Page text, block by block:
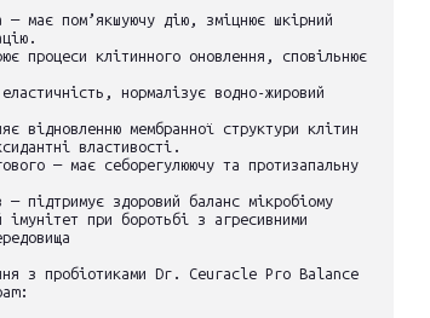
— має пом’якшуючу дію, зміцнює шкірний
процеси клітинного оновлення, сповільнює
нормалізує водно-жировий
відновленню мембранної структури клітин
властивості.
— має себорегулюючу та протизапальну
підтримує здоровий баланс мікробіому
при боротьбі з агресивними
з пробіотиками Dr. Ceuracle Pro Balance